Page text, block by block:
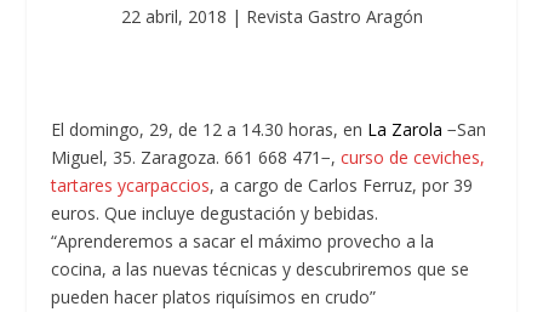
22 abril, 2018 | Revista Gastro Aragón
El domingo, 29, de 12 a 14.30 horas, en La Zarola −San
Miguel, 35. Zaragoza. 661 668 471−,curso de ceviches,
tartares ycarpaccios, a cargo de Carlos Ferruz, por 39
euros. Que incluye degustación y bebidas.
“Aprenderemos a sacar el máximo provecho a la
cocina, a las nuevas técnicas y descubriremos que se
pueden hacer platos riquísimos en crudo”